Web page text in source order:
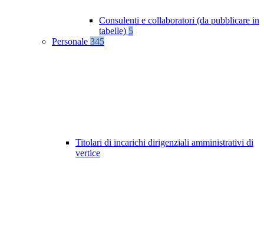
Consulenti e collaboratori (da pubblicare in
tabelle) 5
Personale 345
Titolari di incarichi dirigenziali amministrativi di
vertice